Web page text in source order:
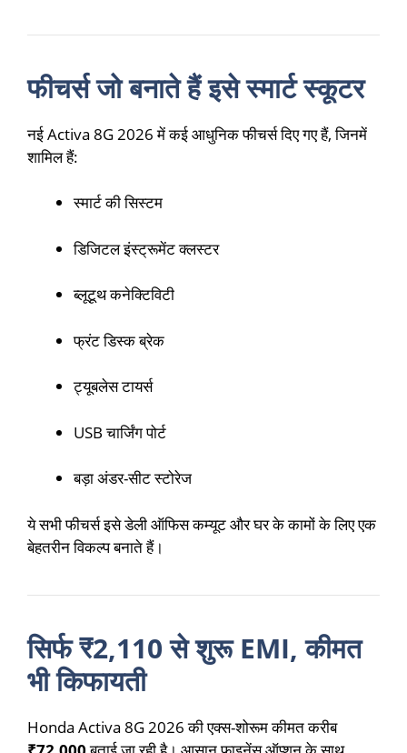
फीचर्स जो बनाते हैं इसे स्मार्ट स्कूटर
नई Activa 8G 2026 में कई आधुनिक फीचर्स दिए गए हैं, जिनमें
शामिल हैं:
स्मार्ट की सिस्टम
डिजिटल इंस्ट्रूमेंट क्लस्टर
ब्लूटूथ कनेक्टिविटी
फ्रंट डिस्क ब्रेक
ट्यूबलेस टायर्स
USB चार्जिंग पोर्ट
बड़ा अंडर-सीट स्टोरेज
ये सभी फीचर्स इसे डेली ऑफिस कम्यूट और घर के कामों के लिए एक
बेहतरीन विकल्प बनाते हैं।
सिर्फ ₹2,110 से शुरू EMI, कीमत
भी किफायती
Honda Activa 8G 2026 की एक्स-शोरूम कीमत करीब